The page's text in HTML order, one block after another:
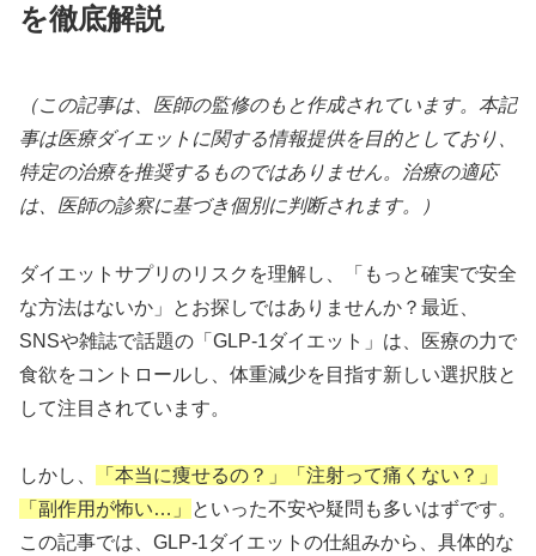
を徹底解説
（この記事は、医師の監修のもと作成されています。本記
事は医療ダイエットに関する情報提供を目的としており、
特定の治療を推奨するものではありません。治療の適応
は、医師の診察に基づき個別に判断されます。）
ダイエットサプリのリスクを理解し、「もっと確実で安全
な方法はないか」とお探しではありませんか？最近、
SNSや雑誌で話題の「GLP-1ダイエット」は、医療の力で
食欲をコントロールし、体重減少を目指す新しい選択肢と
して注目されています。
しかし、
「本当に痩せるの？」「注射って痛くない？」
「副作用が怖い…」
といった不安や疑問も多いはずです。
この記事では、GLP-1ダイエットの仕組みから、具体的な